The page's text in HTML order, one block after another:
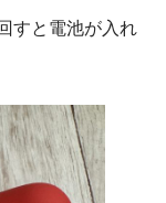
すと電池が入れ